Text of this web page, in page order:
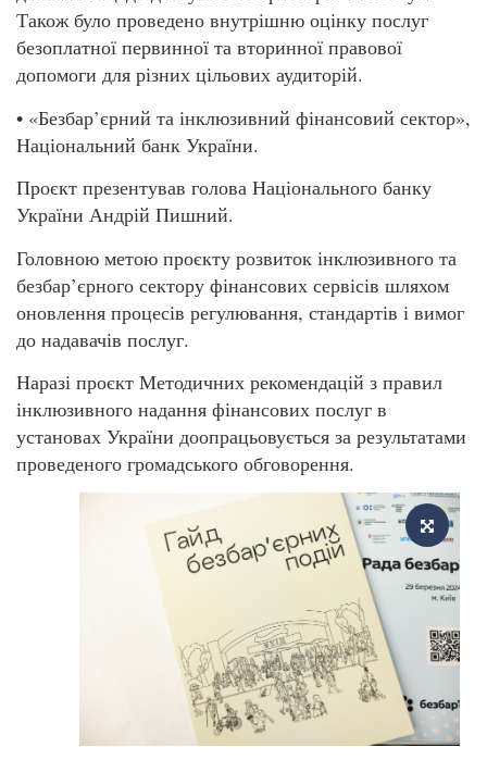
Також було проведено внутрішню оцінку послуг
безоплатної первинної та вторинної правової
допомоги для різних цільових аудиторій.
• «Безбар’єрний та інклюзивний фінансовий сектор»,
Національний банк України.
Проєкт презентував голова Національного банку
України Андрій Пишний.
Головною метою проєкту розвиток інклюзивного та
безбар’єрного сектору фінансових сервісів шляхом
оновлення процесів регулювання, стандартів і вимог
до надавачів послуг.
Наразі проєкт Методичних рекомендацій з правил
інклюзивного надання фінансових послуг в
установах України доопрацьовується за результатами
проведеного громадського обговорення.